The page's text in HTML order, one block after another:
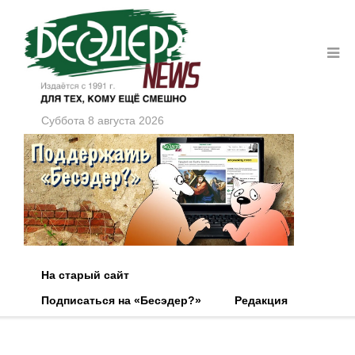
Суббота 8 августа 2026
На старый сайт
Подписаться на «Бесэдер?»
Редакция